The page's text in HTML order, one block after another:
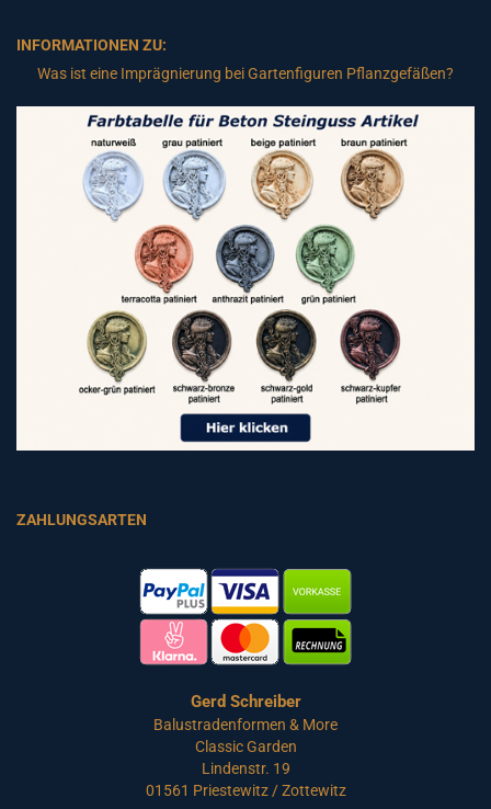
INFORMATIONEN ZU:
Was ist eine Imprägnierung bei Gartenfiguren Pflanzgefäßen?
ZAHLUNGSARTEN
Gerd Schreiber
Balustradenformen & More
Classic Garden
Lindenstr. 19
01561 Priestewitz / Zottewitz